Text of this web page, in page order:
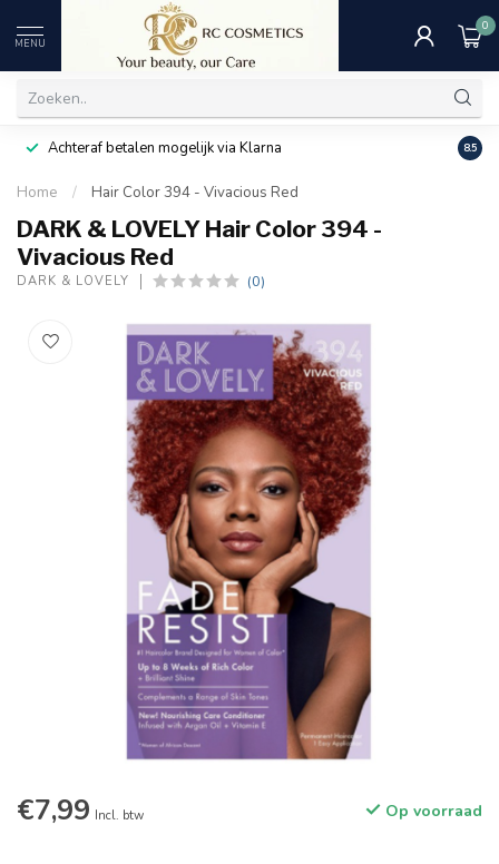
MENU
0
Achteraf betalen mogelijk via Klarna 8.5
Home / Hair Color 394 - Vivacious Red
DARK & LOVELY Hair Color 394 -
Vivacious Red
DARK & LOVELY (0)
€7,99 Incl. btw Op voorraad